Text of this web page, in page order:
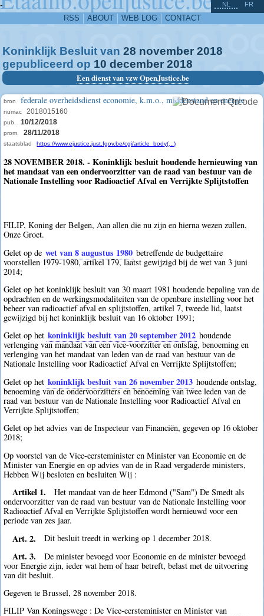
-
RSS ABOUT WEB LOG CONTACT
NL FR
Koninklijk Besluit van 28 november 2018
gepubliceerd op 10 december 2018
Een dienst van vzw OpenJustice.be
bron federale overheidsdienst economie, k.m.o., middenstand en energie
numac 2018015160
pub. 10/12/2018
prom. 28/11/2018
staatsblad https://www.ejustice.just.fgov.be/cgi/article_body(...)
28 NOVEMBER 2018. - Koninklijk besluit houdende hernieuwing van
het mandaat van een ondervoorzitter van de raad van bestuur van de
Nationale Instelling voor Radioactief Afval en Verrijkte Splijtstoffen
FILIP, Koning der Belgen, Aan allen die nu zijn en hierna wezen zullen,
Onze Groet.
Gelet op de wet van 8 augustus 1980 betreffende de budgettaire
voorstellen 1979-1980, artikel 179, laatst gewijzigd bij de wet van 3 juni
2014;
Gelet op het koninklijk besluit van 30 maart 1981 houdende bepaling van de
opdrachten en de werkingsmodaliteiten van de openbare instelling voor het
beheer van radioactief afval en splijtstoffen, artikel 7, tweede lid, laatst
gewijzigd bij het koninklijk besluit van 16 oktober 1991;
Gelet op het koninklijk besluit van 20 september 2012 houdende
verlenging van mandaat van een vice-voorzitter en ontslag, benoeming en
verlenging van het mandaat van leden van de raad van bestuur van de
Nationale Instelling voor Radioactief Afval en Verrijkte Splijtstoffen;
Gelet op het koninklijk besluit van 26 november 2013 houdende ontslag,
benoeming van de ondervoorzitters en benoeming van twee leden van de
raad van bestuur van de Nationale Instelling voor Radioactief Afval en
Verrijkte Splijtstoffen;
Gelet op het advies van de Inspecteur van Financiën, gegeven op 16 oktober
2018;
Op voorstel van de Vice-eersteminister en Minister van Economie en de
Minister van Energie en op advies van de in Raad vergaderde ministers,
Hebben Wij besloten en besluiten Wij :
Artikel 1.
Het mandaat van de heer Edmond ("Sam") De Smedt als
ondervoorzitter van de raad van bestuur van de Nationale Instelling voor
Radioactief Afval en Verrijkte Splijtstoffen wordt hernieuwd voor een
periode van zes jaar.
Art. 2. Dit besluit treedt in werking op 1 december 2018.
Art. 3.
De minister bevoegd voor Economie en de minister bevoegd
voor Energie zijn, ieder wat hem of haar betreft, belast met de uitvoering
van dit besluit.
Gegeven te Brussel, 28 november 2018.
FILIP Van Koningswege : De Vice-eersteminister en Minister van
^